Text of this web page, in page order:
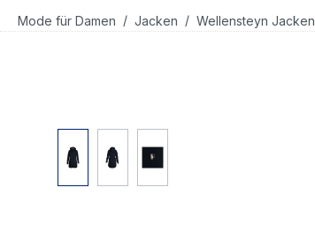
Mode für Damen / Jacken / Wellensteyn Jacken